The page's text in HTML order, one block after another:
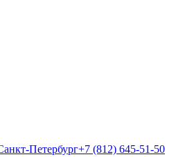
Петербург+7 (812) 645-51-50